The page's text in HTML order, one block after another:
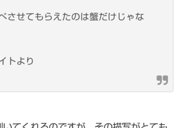
させてもらえたのは蟹だけじゃな
トより